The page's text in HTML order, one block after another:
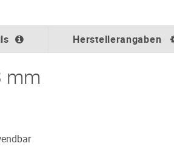
Herstellerangaben
mm